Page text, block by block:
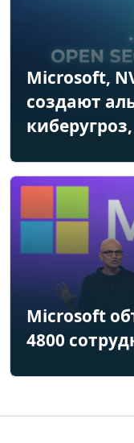
Microsoft,
создают
Microsoft
4800